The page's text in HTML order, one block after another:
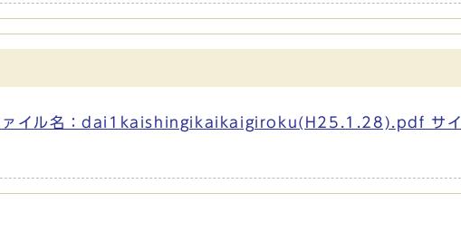
ァイル名：dai1kaishingikaikaigiroku(H25.1.28).pdf サイ